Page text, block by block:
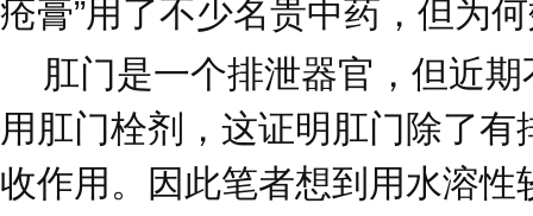
疮膏”用了不少名贵中药，但为
肛门是一个排泄器官，但近期
用肛门栓剂，这证明肛门除了
收作用。因此笔者想到用水溶